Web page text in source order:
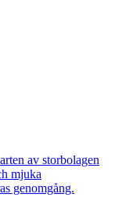
av storbolagen
mjuka
genomgång.